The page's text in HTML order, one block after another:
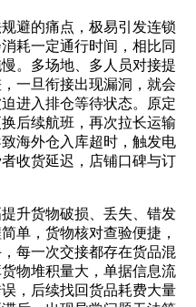
的痛点，极易引发连锁
耗一定通行时间，相比同
。多场地、多人员对接提
一旦衔接出现漏洞，就会
进入排仓等待状态。原定
后续航班，再次拉长运输
海外仓入库超时，触发电
收货延迟，店铺口碑与订
升货物破损、丢失、错发
单，货物核对查验便捷，
每一次交接都存在货品混
物堆积量大，单据信息流
，后续找回货品耗费大量